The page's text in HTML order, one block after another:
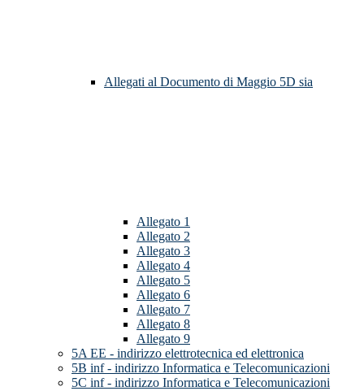
Allegati al Documento di Maggio 5D sia
Allegato 1
Allegato 2
Allegato 3
Allegato 4
Allegato 5
Allegato 6
Allegato 7
Allegato 8
Allegato 9
5A EE - indirizzo elettrotecnica ed elettronica
5B inf - indirizzo Informatica e Telecomunicazioni
5C inf - indirizzo Informatica e Telecomunicazioni